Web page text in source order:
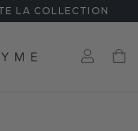
LA COLLECTION